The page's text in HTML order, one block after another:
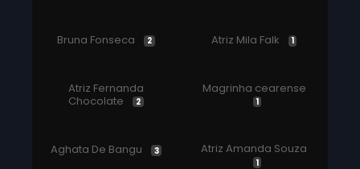
Bruna Fonseca 2 Atriz Mila Falk 1
Atriz Fernanda
Chocolate
2
Magrinha cearense
1
Aghata De Bangu 3 Atriz Amanda Souza
1